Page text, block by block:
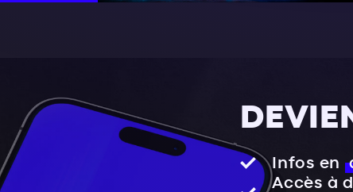
Infos en
Accès à